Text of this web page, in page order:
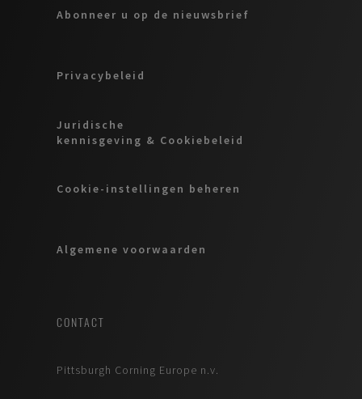
Abonneer u op de nieuwsbrief
Privacybeleid
Juridische
kennisgeving & Cookiebeleid
Cookie-instellingen beheren
Algemene voorwaarden
CONTACT
Pittsburgh Corning Europe n.v.